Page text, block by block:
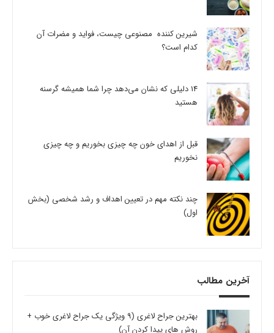
شیرین کننده مصنوعی چیست، فواید و مضرات آن
کدام است؟
14 دلیلی که نشان می‌دهد چرا شما همیشه گرسنه
هستید
قبل از اهدای خون چه چیزی بخوریم و چه چیزی
نخوریم
چند نکته مهم در تعیین اهداف و رشد شخصی (بخش
اول)
آخرین مطالب
بهترین جراح لاغری (9 ویژگی یک جراح لاغری خوب +
روش های پیدا کردن آن)